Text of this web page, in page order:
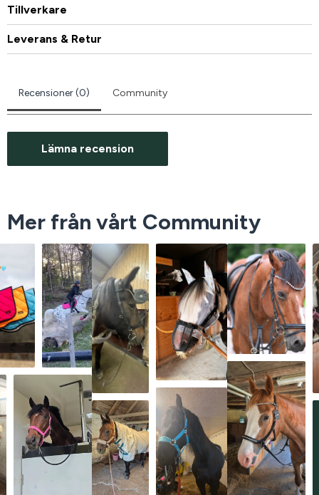
Tillverkare
Leverans & Retur
Recensioner (0) Community
Lämna recension
Mer från vårt Community